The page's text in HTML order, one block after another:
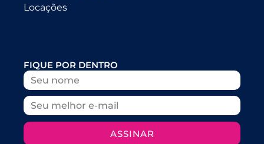
Locações
FIQUE POR DENTRO
ASSINAR